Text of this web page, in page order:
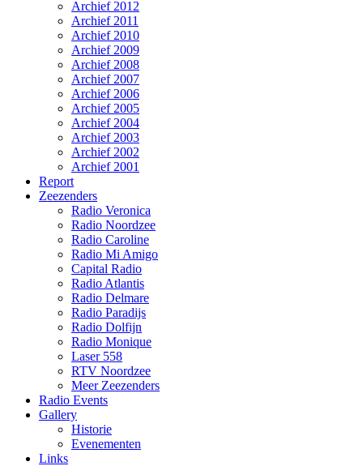
Archief 2012
Archief 2011
Archief 2010
Archief 2009
Archief 2008
Archief 2007
Archief 2006
Archief 2005
Archief 2004
Archief 2003
Archief 2002
Archief 2001
Report
Zeezenders
Radio Veronica
Radio Noordzee
Radio Caroline
Radio Mi Amigo
Capital Radio
Radio Atlantis
Radio Delmare
Radio Paradijs
Radio Dolfijn
Radio Monique
Laser 558
RTV Noordzee
Meer Zeezenders
Radio Events
Gallery
Historie
Evenementen
Links